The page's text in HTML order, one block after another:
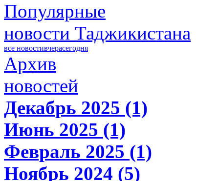
Популярные
новости Таджикистана
все новостивчерасегодня
Архив
новостей
Декабрь 2025 (1)
Июнь 2025 (1)
Февраль 2025 (1)
Ноябрь 2024 (5)